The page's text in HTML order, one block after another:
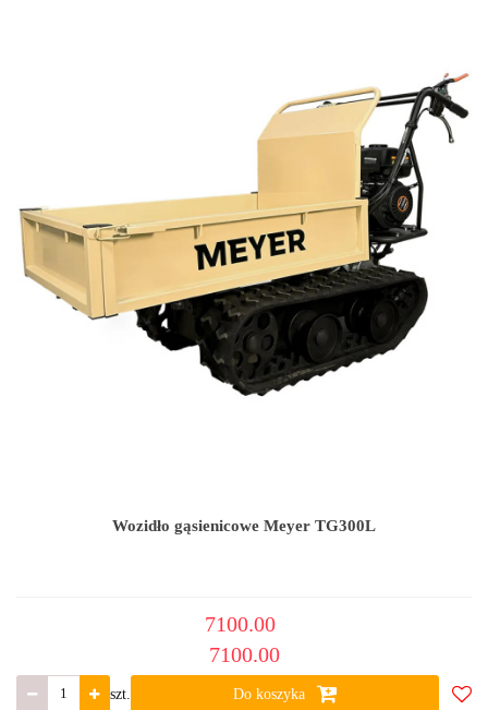
Wozidło gąsienicowe Meyer TG300L
7100.00
7100.00
szt. Do koszyka